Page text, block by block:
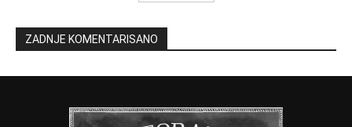
ZADNJE KOMENTARISANO